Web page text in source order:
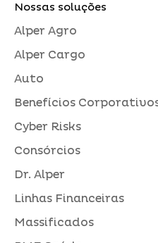
Nossas soluções
Alper Agro
Alper Cargo
Auto
Benefícios
Cyber Risks
Consórcios
Dr. Alper
Linhas Financeiras
Massificados